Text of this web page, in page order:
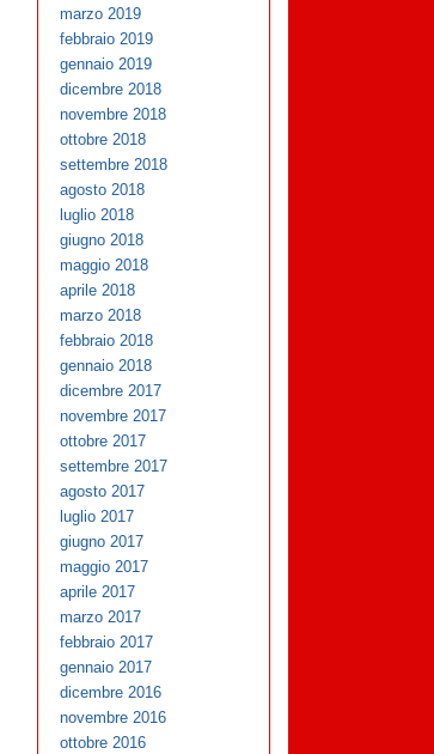
marzo 2019
febbraio 2019
gennaio 2019
dicembre 2018
novembre 2018
ottobre 2018
settembre 2018
agosto 2018
luglio 2018
giugno 2018
maggio 2018
aprile 2018
marzo 2018
febbraio 2018
gennaio 2018
dicembre 2017
novembre 2017
ottobre 2017
settembre 2017
agosto 2017
luglio 2017
giugno 2017
maggio 2017
aprile 2017
marzo 2017
febbraio 2017
gennaio 2017
dicembre 2016
novembre 2016
ottobre 2016